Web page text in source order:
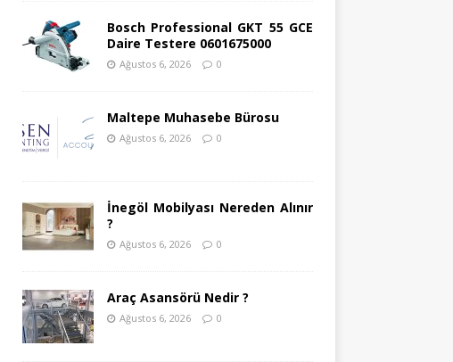
Bosch Professional GKT 55 GCE
Daire Testere 0601675000
Ağustos 6, 2026 0
Maltepe Muhasebe Bürosu
Ağustos 6, 2026 0
İnegöl Mobilyası Nereden Alınır
?
Ağustos 6, 2026 0
Araç Asansörü Nedir ?
Ağustos 6, 2026 0